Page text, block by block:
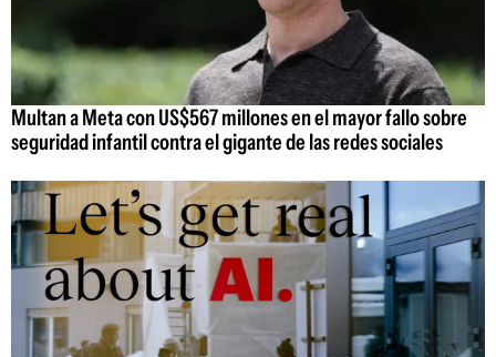
Multan a Meta con US$567 millones en el mayor fallo sobre
seguridad infantil contra el gigante de las redes sociales